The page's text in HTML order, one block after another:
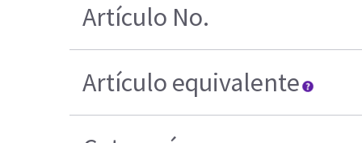
Artículo No.
Artículo equivalente